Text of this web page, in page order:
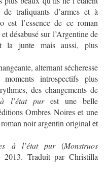
trafiquants d’armes et à
est l’essence de ce roman
désabusé sur l’Argentine de
la junte mais aussi, plus
alternant sécheresse
introspectifs plus
des changements de
l’état purest une belle
Ombres Noires et une
noir argentin original et
à l’état pur(Monstruos
Traduit par Christilla